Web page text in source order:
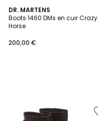
DR. MARTENS
Boots 1460 DMs en cuir Crazy
Horse
200,00 €